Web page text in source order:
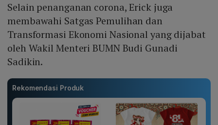
Selain penanganan corona, Erick juga
membawahi Satgas Pemulihan dan
Transformasi Ekonomi Nasional yang dijabat
oleh Wakil Menteri BUMN Budi Gunadi
Sadikin.
Rekomendasi Produk